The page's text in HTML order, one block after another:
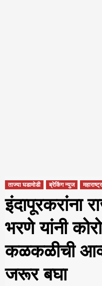
ताज्या घडामोडी ब्रेकिंग न्युज महाराष्ट्र
इंदापूरकरांना
भरणे यांनी
कळकळीची
जरूर बघा